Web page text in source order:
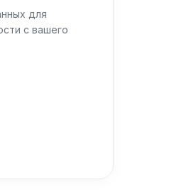
для
с вашего